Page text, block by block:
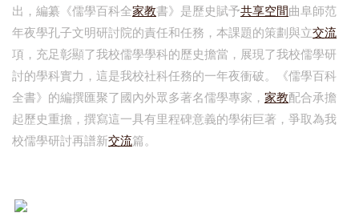
出，編纂《儒學百科全家教書》是歷史賦予共享空間曲阜師范
年夜學孔子文明研討院的責任和任務，本課題的策劃與立交流
項，充足彰顯了我校儒學學科的歷史擔當，展現了我校儒學研
討的學科實力，這是我校社科任務的一年夜衝破。《儒學百科
全書》的編撰匯聚了國內外眾多著名儒學專家， 家教配合承擔
起歷史重擔，撰寫這一具有里程碑意義的學術巨著，爭取為我
校儒學研討再譜新交流篇。